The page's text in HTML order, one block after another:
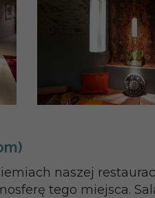
naszej
tego miejsca.